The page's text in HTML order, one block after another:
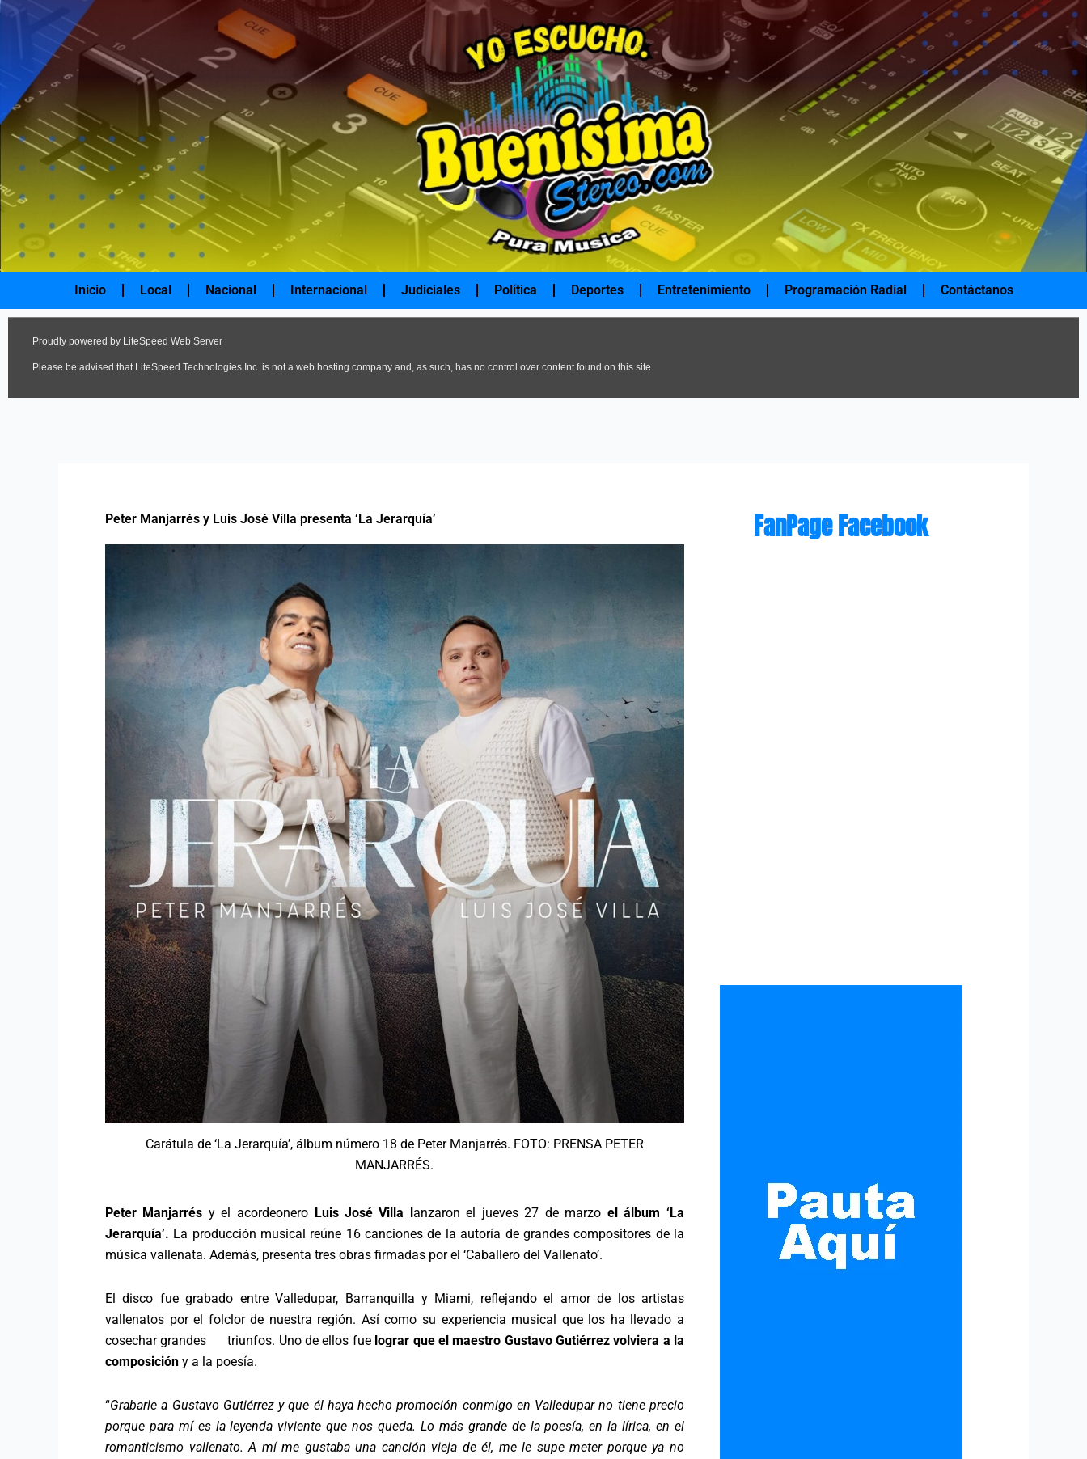
Ir
contenido
Inicio Local Nacional Internacional Judiciales Política Deportes Entretenimiento Programación Radial Contáctanos
Peter Manjarrés y Luis José Villa presenta ‘La Jerarquía’
Carátula de ‘La Jerarquía’, álbum número 18 de Peter Manjarrés. FOTO: PRENSA PETER
MANJARRÉS.
Peter Manjarrés y el acordeonero Luis José Villa lanzaron el jueves 27 de marzo el álbum ‘La
Jerarquía’. La producción musical reúne 16 canciones de la autoría de grandes compositores de la
música vallenata. Además, presenta tres obras firmadas por el ‘Caballero del Vallenato’.
El disco fue grabado entre Valledupar, Barranquilla y Miami, reflejando el amor de los artistas
vallenatos por el folclor de nuestra región. Así como su experiencia musical que los ha llevado a
cosechar grandes triunfos. Uno de ellos fue lograr que el maestro Gustavo Gutiérrez volviera a la
composición y a la poesía.
“Grabarle a Gustavo Gutiérrez y que él haya hecho promoción conmigo en Valledupar no tiene precio
porque para mí es la leyenda viviente que nos queda. Lo más grande de la poesía, en la lírica, en el
romanticismo vallenato. A mí me gustaba una canción vieja de él, me le supe meter porque ya no
FanPage Facebook